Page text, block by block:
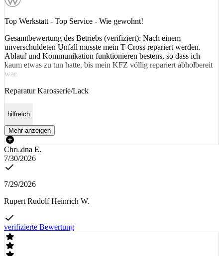
Top Werkstatt - Top Service - Wie gewohnt!
Gesamtbewertung des Betriebs (verifiziert): Nach einem
unverschuldeten Unfall musste mein T-Cross repariert werden.
Ablauf und Kommunikation funktionieren bestens, so dass ich
kaum etwas zu tun hatte, bis mein KFZ völlig repariert abholbereit
war.
Reparatur Karosserie/Lack
hilfreich
Mehr anzeigen
Christina E.
7/30/2026
7/29/2026
Rupert Rudolf Heinrich W.
verifizierte Bewertung